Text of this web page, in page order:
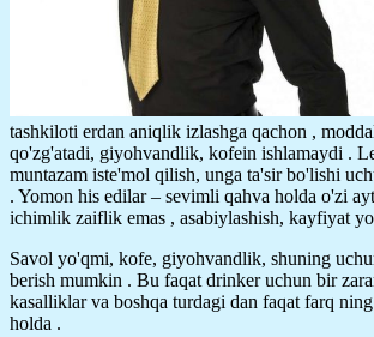
tashkiloti erdan aniqlik izlashga qachon ,
qo'zg'atadi, giyohvandlik, kofein ishlamaydi .
muntazam iste'mol qilish, unga ta'sir bo'lishi
. Yomon his edilar – sevimli qahva holda o'zi
ichimlik zaiflik emas , asabiylashish, kayfiyat
Savol yo'qmi, kofe, giyohvandlik, shuning
berish mumkin . Bu faqat drinker uchun bir
kasalliklar va boshqa turdagi dan faqat farq
holda .